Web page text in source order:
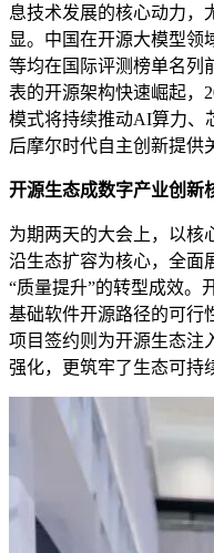
息技术发展的核心动力，
显。中国在开源大模型领
等均在国际评测榜单名列
表的开源架构快速崛起，
模式将持续推动AI算力、
后摩尔时代自主创新提供
开源生态成数字产业创新
为期两天的大会上，以核
沿生态扩容为核心，全面
“质量提升”的转型成效。
基础软件开源路径的可行
项目签约则为开源生态注
强化，更筑牢了生态可持